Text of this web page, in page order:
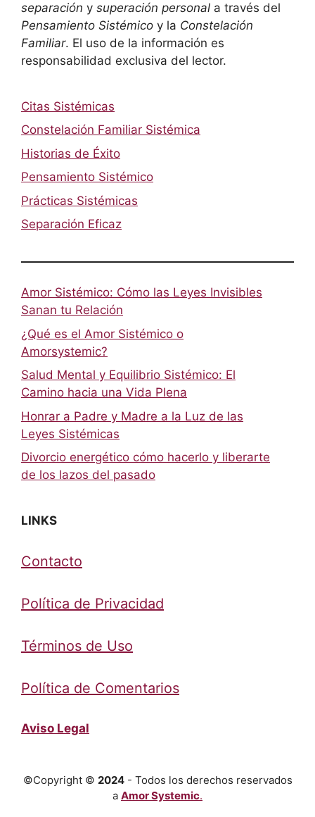
separación y superación personal a través del
Pensamiento Sistémico y la Constelación
Familiar. El uso de la información es
responsabilidad exclusiva del lector.
Citas Sistémicas
Constelación Familiar Sistémica
Historias de Éxito
Pensamiento Sistémico
Prácticas Sistémicas
Separación Eficaz
Amor Sistémico: Cómo las Leyes Invisibles
Sanan tu Relación
¿Qué es el Amor Sistémico o
Amorsystemic?
Salud Mental y Equilibrio Sistémico: El
Camino hacia una Vida Plena
Honrar a Padre y Madre a la Luz de las
Leyes Sistémicas
Divorcio energético cómo hacerlo y liberarte
de los lazos del pasado
LINKS
Contacto
Política de Privacidad
Términos de Uso
Política de Comentarios
Aviso Legal
©Copyright © 2024- Todos los derechos reservados
a Amor Systemic.